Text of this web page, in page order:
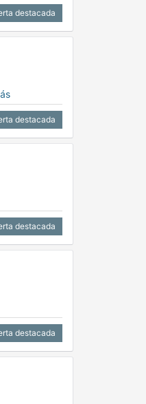
destacada
destacada
destacada
destacada